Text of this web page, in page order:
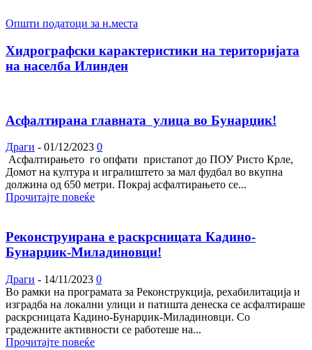
Општи податоци за н.места
Хидрографски карактеристики на територијата
на населба Илинден
Асфалтирана главната улица во Бунарџик!
Драги - 01/12/2023 0
Асфалтирањето го опфати пристапот до ПОУ Ристо Крле,
Домот на култура и игралиштето за мал фудбал во вкупна
должина од 650 метри. Покрај асфалтирањето се...
Прочитајте повеќе
Реконструирана е раскрсницата Кадино-
Бунарџик-Миладиновци!
Драги - 14/11/2023 0
Во рамки на програмата за Реконструкција, рехабилитација и
изградба на локални улици и патишта денеска се асфалтираше
раскрсницата Кадино-Бунарџик-Миладиновци. Со
градежните активности се работеше на...
Прочитајте повеќе